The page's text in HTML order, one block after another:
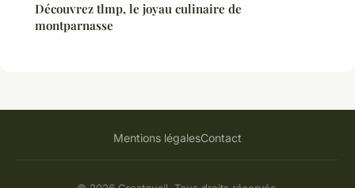
Découvrez tlmp, le joyau culinaire de
montparnasse
Mentions légalesContact